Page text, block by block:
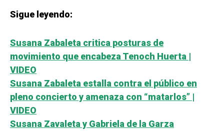
Sigue leyendo:
Susana Zabaleta critica posturas de
movimiento que encabeza Tenoch Huerta |
VIDEO
Susana Zabaleta estalla contra el público en
pleno concierto y amenaza con “matarlos” |
VIDEO
Susana Zavaleta y Gabriela de la Garza